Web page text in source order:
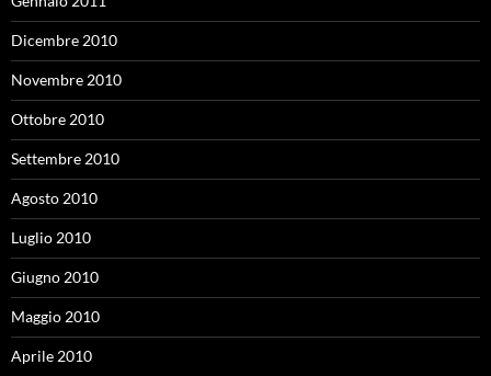
Dicembre 2010
Novembre 2010
Ottobre 2010
Settembre 2010
Agosto 2010
Luglio 2010
Giugno 2010
Maggio 2010
Aprile 2010